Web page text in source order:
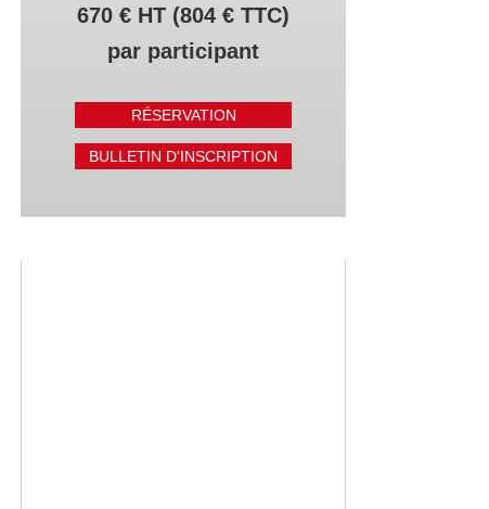
670 € HT (804 € TTC)
par participant
RÉSERVATION
BULLETIN D'INSCRIPTION